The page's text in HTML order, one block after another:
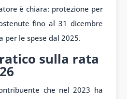
è chiara: protezione per
fino al 31 dicembre
per le spese dal 2025.
sulla rata
che nel 2023 ha